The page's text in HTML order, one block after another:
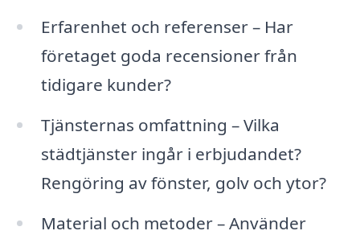
Erfarenhet och referenser – Har
företaget goda recensioner från
tidigare kunder?
Tjänsternas omfattning – Vilka
städtjänster ingår i erbjudandet?
Rengöring av fönster, golv och ytor?
Material och metoder – Använder